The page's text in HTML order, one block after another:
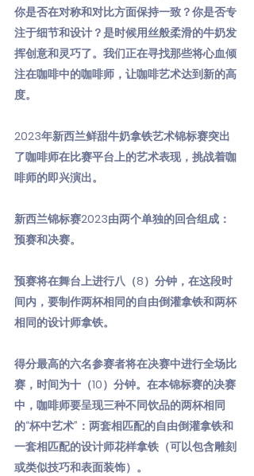
你是否在对称和对比方面保持一致？你是否专
注于细节和设计？是时候用丝般柔滑的牛奶发
挥创意和灵巧了。我们正在寻找那些将心血倾
注在咖啡中的咖啡师，让咖啡艺术达到新的高
度。
2023年新西兰鲜甜牛奶拿铁艺术锦标赛突出
了咖啡师在比赛平台上的艺术表现，挑战着咖
啡师的即兴演出。
新西兰锦标赛2023由两个单独的回合组成：
预赛和决赛。
预赛将在舞台上进行八（8）分钟，在这段时
间内，要制作两杯相同的自由倒灌拿铁和两杯
相同的设计师拿铁。
得分最高的六名参赛者将在决赛中进行全场比
赛，时间为十（10）分钟。在本锦标赛的决赛
中，咖啡师要呈现三种不同饮品的两杯相同
的“杯中艺术”：两套相匹配的自由倒灌拿铁和
一套相匹配的设计师花样拿铁（可以包含雕刻
或类似技巧和表面装饰）。